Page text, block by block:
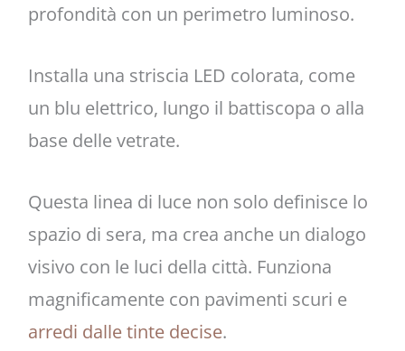
profondità con un perimetro luminoso.
Installa una striscia LED colorata, come
un blu elettrico, lungo il battiscopa o alla
base delle vetrate.
Questa linea di luce non solo definisce lo
spazio di sera, ma crea anche un dialogo
visivo con le luci della città. Funziona
magnificamente con pavimenti scuri e
arredi dalle tinte decise.